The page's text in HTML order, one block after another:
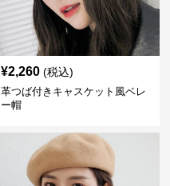
¥2,260 (税込)
革つば付きキャスケット風ベレ
ー帽